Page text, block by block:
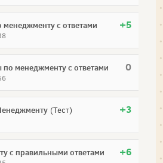
+5
менеджменту с ответами
0
менеджменту с ответами
+3
(Тест)
+6
с правильными ответами